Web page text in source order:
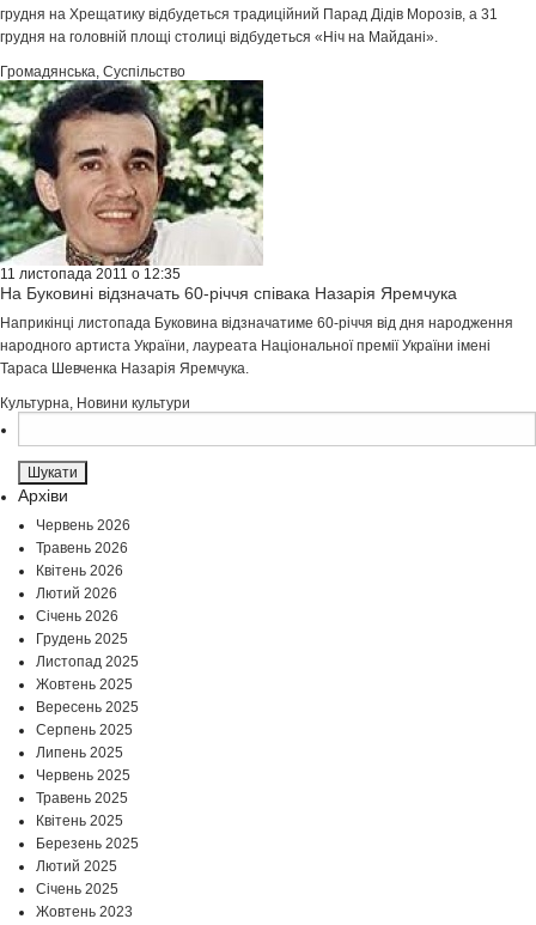
грудня на Хрещатику відбудеться традиційний Парад Дідів Морозів, а 31
грудня на головній площі столиці відбудеться «Ніч на Майдані».
Громадянська, Суспільство
11 листопада 2011 о 12:35
На Буковині відзначать 60-річчя співака Назарія Яремчука
Наприкінці листопада Буковина відзначатиме 60-річчя від дня народження
народного артиста України, лауреата Національної премії України імені
Тараса Шевченка Назарія Яремчука.
Культурна, Новини культури
Архіви
Червень 2026
Травень 2026
Квітень 2026
Лютий 2026
Січень 2026
Грудень 2025
Листопад 2025
Жовтень 2025
Вересень 2025
Серпень 2025
Липень 2025
Червень 2025
Травень 2025
Квітень 2025
Березень 2025
Лютий 2025
Січень 2025
Жовтень 2023